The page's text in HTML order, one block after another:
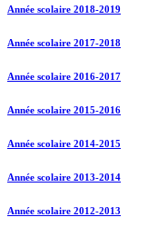
Année scolaire 2018-2019
Année scolaire 2017-2018
Année scolaire 2016-2017
Année scolaire 2015-2016
Année scolaire 2014-2015
Année scolaire 2013-2014
Année scolaire 2012-2013